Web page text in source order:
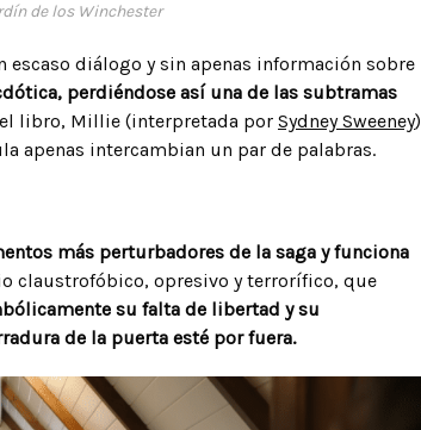
de los Winchester
escaso diálogo y sin apenas información sobre
perdiéndose así una de las subtramas
el libro, Millie (interpretada por Sydney Sweeney)
apenas intercambian un par de palabras.
más perturbadores de la saga y funciona
claustrofóbico, opresivo y terrorífico, que
su falta de libertad y su
de la puerta esté por fuera.